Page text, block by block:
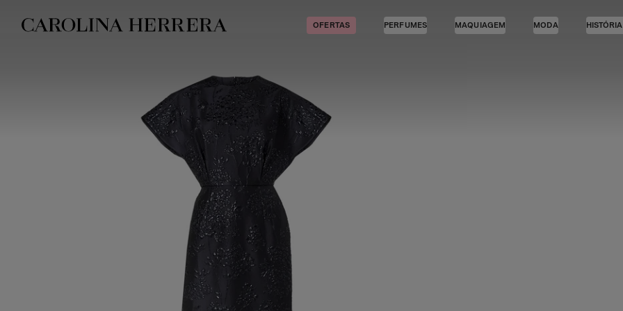
Declaração de acessibilidade
OFERTAS PERFUMES MAQUIAGEM MODA